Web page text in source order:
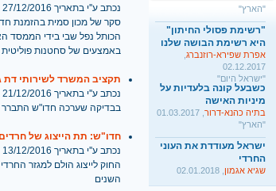
"רשימת פסולי החיתון"
היא רשימת הבושה שלנו
אפרת שפירא-רוזנברג
02.12.2017
"ישראל היום"
כשבעל קונה בלעדיות על
מיניות האישה
בתיה כהנא-דרור, 01.03.2017
"הארץ"
ישראל מעודדת את העוני
החרדי
שגיא אגמון, 02.01.2018
"TheMarker"
היו שלום מרכולים. ברוך
נכתב ע''י בתאריך 27/12/2016
סקר של מכון סמית בהזמנת
הכותל נפל שבי בידי הממסד
באמצעים של סחטנות פוליטית
תקציב המשרד לשירותי דת גדל פי
נכתב ע''י בתאריך 21/12/2016
בבדיקה שערכה חדו"ש התברר שמאז תחילת 2016
חדו"ש: תת הייצוג של
נכתב ע''י בתאריך 13/12/2016
החוק לייצוג הולם למגזר
השנים